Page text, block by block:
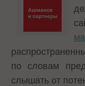
по словам
слышать от